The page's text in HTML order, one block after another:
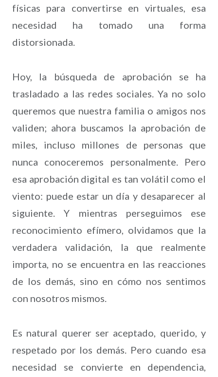
físicas para convertirse en virtuales, esa
necesidad ha tomado una forma
distorsionada.
Hoy, la búsqueda de aprobación se ha
trasladado a las redes sociales. Ya no solo
queremos que nuestra familia o amigos nos
validen; ahora buscamos la aprobación de
miles, incluso millones de personas que
nunca conoceremos personalmente. Pero
esa aprobación digital es tan volátil como el
viento: puede estar un día y desaparecer al
siguiente. Y mientras perseguimos ese
reconocimiento efímero, olvidamos que la
verdadera validación, la que realmente
importa, no se encuentra en las reacciones
de los demás, sino en cómo nos sentimos
con nosotros mismos.
Es natural querer ser aceptado, querido, y
respetado por los demás. Pero cuando esa
necesidad se convierte en dependencia,